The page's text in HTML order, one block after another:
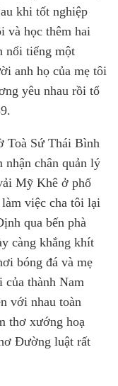
khi tốt nghiệp
và học thêm hai
nổi tiếng một
anh họ của mẹ tôi
yêu nhau rồi tổ
Toà Sứ Thái Bình
chân quản lý
Mỹ Khê ở phố
việc cha tôi lại
qua bến phà
càng khắng khít
bóng đá và mẹ
của thành Nam
với nhau toàn
thơ xướng hoạ
Đường luật rất